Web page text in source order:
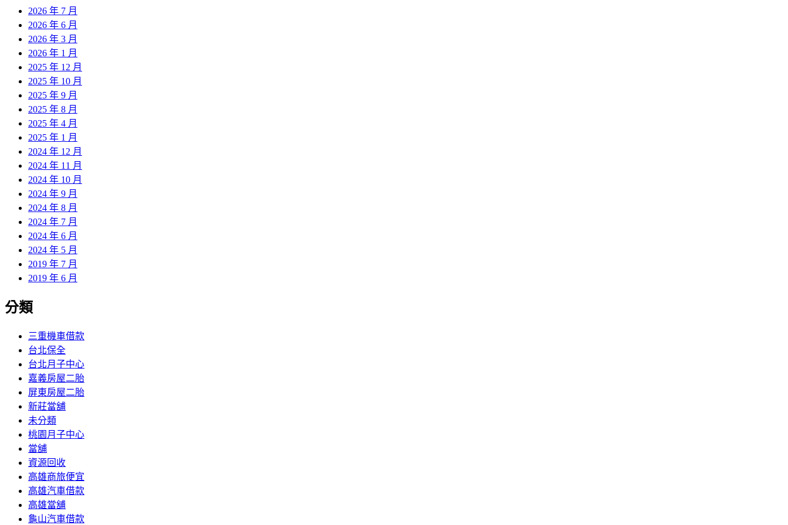
2026 年 7 月
2026 年 6 月
2026 年 3 月
2026 年 1 月
2025 年 12 月
2025 年 10 月
2025 年 9 月
2025 年 8 月
2025 年 4 月
2025 年 1 月
2024 年 12 月
2024 年 11 月
2024 年 10 月
2024 年 9 月
2024 年 8 月
2024 年 7 月
2024 年 6 月
2024 年 5 月
2019 年 7 月
2019 年 6 月
分類
三重機車借款
台北保全
台北月子中心
嘉義房屋二胎
屏東房屋二胎
新莊當舖
未分類
桃園月子中心
當舖
資源回收
高雄商旅便宜
高雄汽車借款
高雄當舖
龜山汽車借款